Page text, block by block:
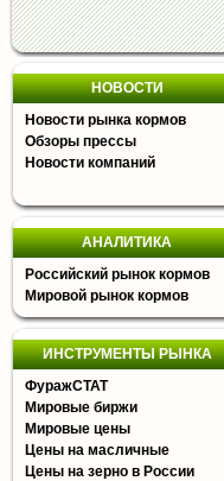
НОВОСТИ
Новости рынка кормов
Обзоры прессы
Новости компаний
АНАЛИТИКА
Российский рынок кормов
Мировой рынок кормов
ИНСТРУМЕНТЫ РЫНКА
ФуражСТАТ
Мировые биржи
Мировые цены
Цены на масличные
Цены на зерно в России